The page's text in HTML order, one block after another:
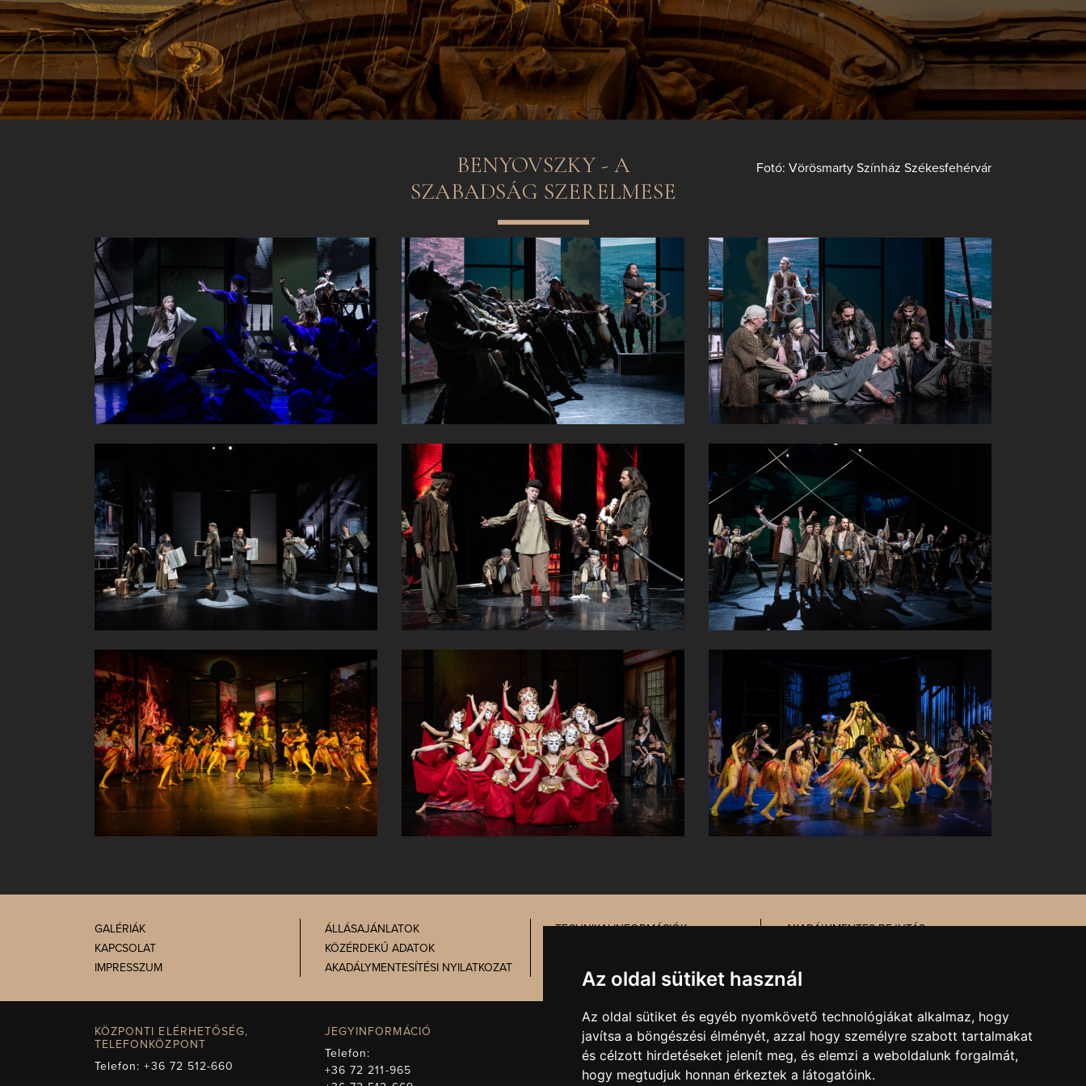
Az oldal sütiket használ
Az oldal sütiket és egyéb nyomkövető technológiákat alkalmaz, hogy
javítsa a böngészési élményét, azzal hogy személyre szabott tartalmakat
és célzott hirdetéseket jelenít meg, és elemzi a weboldalunk forgalmát,
hogy megtudjuk honnan érkeztek a látogatóink.
BENYOVSZKY - A
SZABADSÁG SZERELMESE
Fotó: Vörösmarty Színház Székesfehérvár
GALÉRIÁK
KAPCSOLAT
IMPRESSZUM
ÁLLÁSAJÁNLATOK
KÖZÉRDEKŰ ADATOK
AKADÁLYMENTESÍTÉSI NYILATKOZAT
TECHNIKAI INFORMÁCIÓK
AKADÁLYMENTES BEJUTÁS
TŰZ- ÉS MUNKAVÉDELEM
KÖZPONTI ELÉRHETŐSÉG,
TELEFONKÖZPONT
Telefon:+36 72 512-660
JEGYINFORMÁCIÓ
Telefon:
+36 72 211-965
IGAZGATÓSÁG, TITKÁRSÁG
Telefon:+36 72 512-671
E-mail:titkarsag@pnsz.hu
MARKETING, SAJTÓ,
KOMMUNIKÁCIÓ
E-mail:
kommunikacio@pnsz.hu